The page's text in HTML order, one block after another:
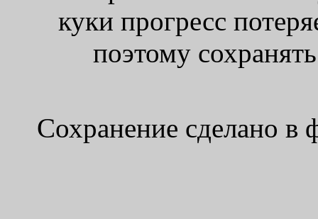
куки прогресс
поэтому
Сохранение сделано в